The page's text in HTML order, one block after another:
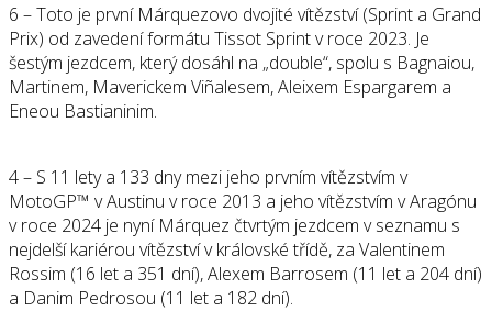
6 – Toto je první Márquezovo dvojité vítězství (Sprint a Grand
Prix) od zavedení formátu Tissot Sprint v roce 2023. Je
šestým jezdcem, který dosáhl na „double“, spolu s Bagnaiou,
Martinem, Maverickem Viñalesem, Aleixem Espargarem a
Eneou Bastianinim.
4 – S 11 lety a 133 dny mezi jeho prvním vítězstvím v
MotoGP™️ v Austinu v roce 2013 a jeho vítězstvím v Aragónu
v roce 2024 je nyní Márquez čtvrtým jezdcem v seznamu s
nejdelší kariérou vítězství v královské třídě, za Valentinem
Rossim (16 let a 351 dní), Alexem Barrosem (11 let a 204 dní)
a Danim Pedrosou (11 let a 182 dní).